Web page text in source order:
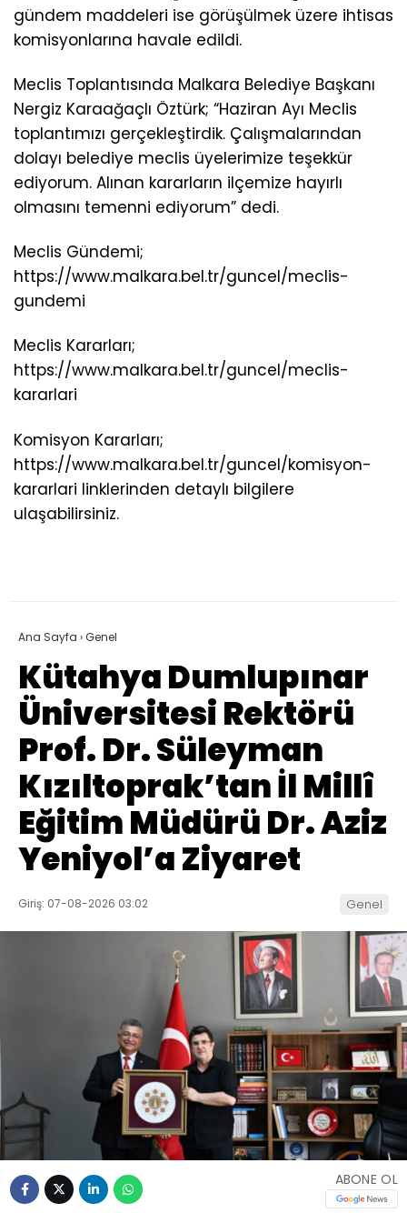
gündem maddeleri ise görüşülmek üzere ihtisas
komisyonlarına havale edildi.
Meclis Toplantısında Malkara Belediye Başkanı
Nergiz Karaağaçlı Öztürk; “Haziran Ayı Meclis
toplantımızı gerçekleştirdik. Çalışmalarından
dolayı belediye meclis üyelerimize teşekkür
ediyorum. Alınan kararların ilçemize hayırlı
olmasını temenni ediyorum” dedi.
Meclis Gündemi;
https://www.malkara.bel.tr/guncel/meclis-
gundemi
Meclis Kararları;
https://www.malkara.bel.tr/guncel/meclis-
kararlari
Komisyon Kararları;
https://www.malkara.bel.tr/guncel/komisyon-
kararlari linklerinden detaylı bilgilere
ulaşabilirsiniz.
Ana Sayfa ›Genel
Kütahya Dumlupınar
Üniversitesi Rektörü
Prof. Dr. Süleyman
Kızıltoprak’tan İl Millî
Eğitim Müdürü Dr. Aziz
Yeniyol’a Ziyaret
Giriş: 07-08-2026 03:02 Genel
ABONE OL